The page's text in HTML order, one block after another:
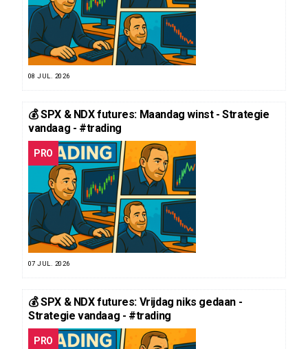
08 JUL. 2026
💰 SPX & NDX futures: Maandag winst - Strategie
vandaag - #trading
PRO
07 JUL. 2026
💰 SPX & NDX futures: Vrijdag niks gedaan -
Strategie vandaag - #trading
PRO